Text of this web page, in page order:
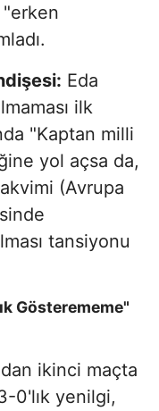
"erken
Eda
ilk
"Kaptan milli
yol açsa da,
(Avrupa
tansiyonu
Gösterememe"
ikinci maçta
0'lık yenilgi,